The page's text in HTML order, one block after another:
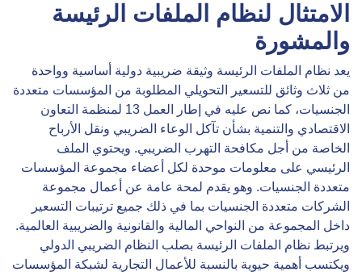
الامتثال لنظام الملفات الرئيسة
والمشورة
يعد نظام الملفات الرئيسة وثيقة ضريبية دولية أساسية وواحدة
من ثلاث وثائق للتسعير التحويلي المطلوبة من المؤسسات متعددة
الجنسيات، كما نص عليه في إطار العمل 13 لمنظمة التعاون
الاقتصادي والتنمية بشأن تآكل الوعاء الضريبي ونقل الأرباح
الخاصة من أجل مكافحة التهرب الضريبي. ويحتوي الملف
الرئيسي على معلومات موحدة لكل أعضاء مجموعة المؤسسات
متعددة الجنسيات. وهو يقدم لمحة عامة عن أعمال مجموعة
الشركات متعددة الجنسيات بما في ذلك جميع ترتيبات التسعير
داخل المجموعة من النواحي المالية والقانونية والضريبية العالمية.
ويرتبط نظام الملفات الرئيسة بصلب النظام الضريبي الدولي
ويكتسب أهمية حيوية بالنسبة للأعمال التجارية لشبكة المؤسسات